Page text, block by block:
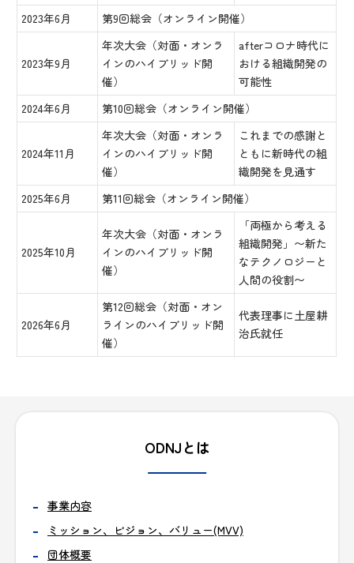
2023年6月
第9回総会（オンライン開催）
2023年9月
年次大会（対面・オンラ
インのハイブリッド開
催）
afterコロナ時代に
おける組織開発の
可能性
2024年6月
第10回総会（オンライン開催）
2024年11月
年次大会（対面・オンラ
インのハイブリッド開
催）
これまでの感謝と
ともに新時代の組
織開発を見通す
2025年6月
第11回総会（オンライン開催）
2025年10月
年次大会（対面・オンラ
インのハイブリッド開
催）
「両極から考える
組織開発」〜新た
なテクノロジーと
人間の役割〜
2026年6月
第12回総会（対面・オン
ラインのハイブリッド開
催）
代表理事に土屋耕
治氏就任
ODNJとは
事業内容
ミッション、ビジョン、バリュー(MVV)
団体概要